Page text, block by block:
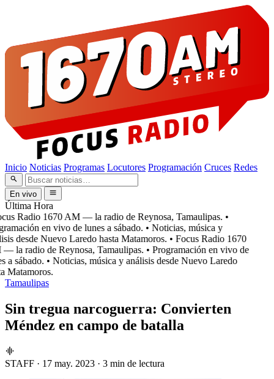
Inicio Noticias Programas Locutores Programación Cruces Redes
En vivo
Última Hora
Radio 1670 AM — la radio de Reynosa, Tamaulipas. •
en vivo de lunes a sábado. • Noticias, música y
desde Nuevo Laredo hasta Matamoros. • Focus Radio 1670
la radio de Reynosa, Tamaulipas. • Programación en vivo de
a sábado. • Noticias, música y análisis desde Nuevo Laredo
Matamoros.
Tamaulipas
Sin tregua narcoguerra: Convierten
Méndez en campo de batalla
STAFF · 17 may. 2023 · 3 min de lectura